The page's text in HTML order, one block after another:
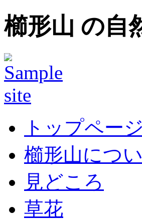
櫛形山 の
トップページ
櫛形山につ
見どころ
草花